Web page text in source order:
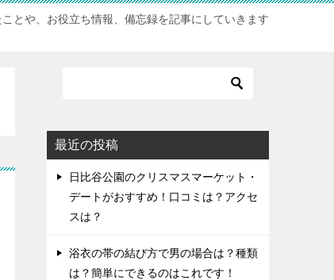
とや、お役立ち情報、備忘録を記事にしていきます
最近の投稿
日比谷公園のクリスマスマーケット・
デートがおすすめ！口コミは？アクセ
スは？
浴衣の帯の結び方で男の場合は？種類
は？簡単にできるのはこれです！